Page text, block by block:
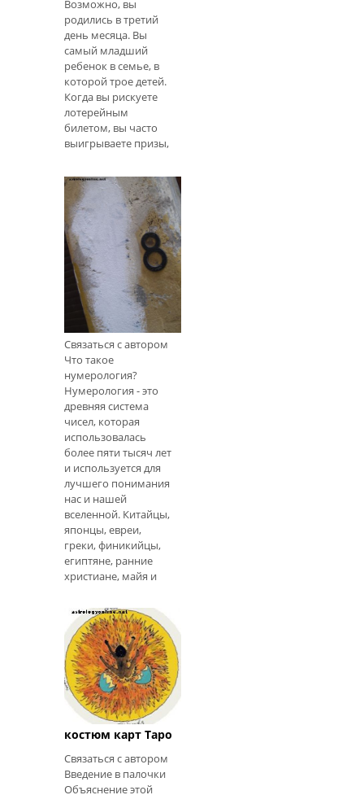
Возможно, вы
родились в третий
день месяца. Вы
самый младший
ребенок в семье, в
которой трое детей.
Когда вы рискуете
лотерейным
билетом, вы часто
выигрываете призы,
на билет с номером
три. Ваша первая
квартира в 3-м доме
3-го дома. Это не
просто совпаден
Как определить
номер вашего
жизненного пути
и что это значит
Связаться с автором
Что такое
нумерология?
Нумерология - это
древняя система
чисел, которая
использовалась
более пяти тысяч лет
и используется для
лучшего понимания
нас и нашей
вселенной. Китайцы,
японцы, евреи,
греки, финикийцы,
египтяне, ранние
христиане, майя и
цифры как способ
получения знаний о
себе и мире, в
котором м
Материнский
круг круглый
костюм карт Таро
Связаться с автором
Введение в палочки
Объяснение этой